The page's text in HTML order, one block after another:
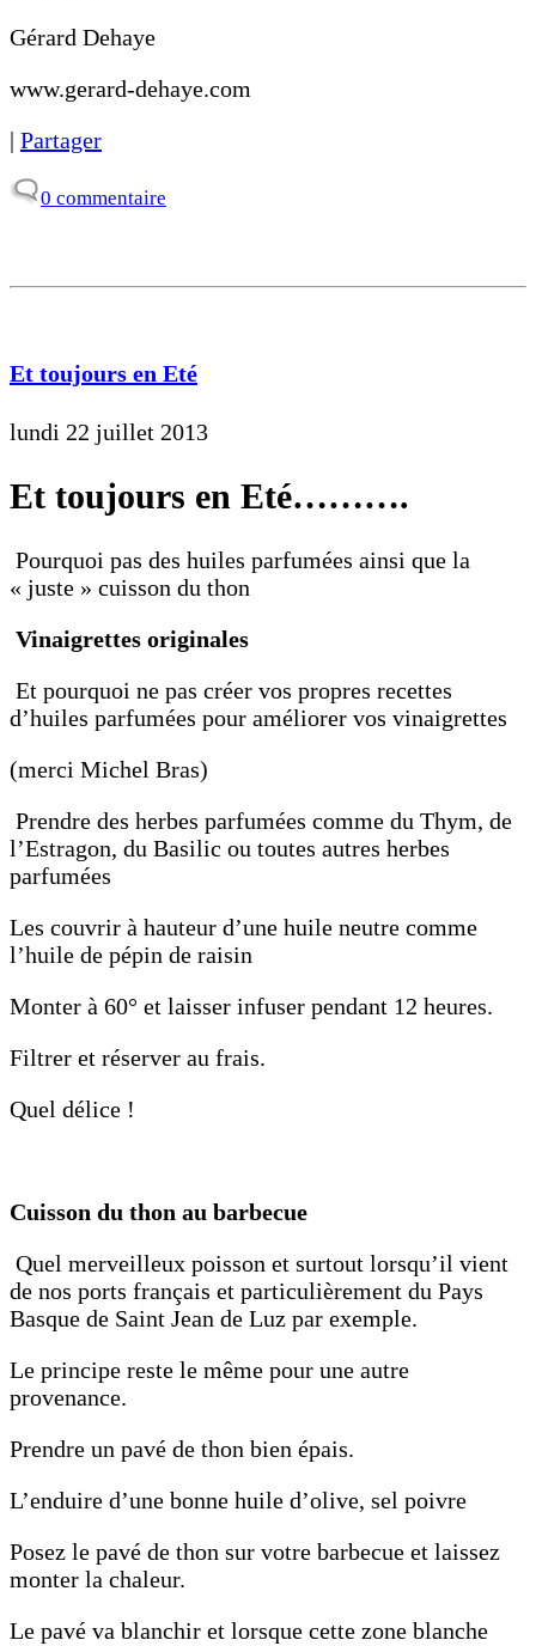
Gérard Dehaye
www.gerard-dehaye.com
| Partager
0 commentaire
Et toujours en Eté
lundi 22 juillet 2013
Et toujours en Eté……….
Pourquoi pas des huiles parfumées ainsi que la
« juste » cuisson du thon
Vinaigrettes originales
Et pourquoi ne pas créer vos propres recettes
d’huiles parfumées pour améliorer vos vinaigrettes
(merci Michel Bras)
Prendre des herbes parfumées comme du Thym, de
l’Estragon, du Basilic ou toutes autres herbes
parfumées
Les couvrir à hauteur d’une huile neutre comme
l’huile de pépin de raisin
Monter à 60° et laisser infuser pendant 12 heures.
Filtrer et réserver au frais.
Quel délice !
Cuisson du thon au barbecue
Quel merveilleux poisson et surtout lorsqu’il vient
de nos ports français et particulièrement du Pays
Basque de Saint Jean de Luz par exemple.
Le principe reste le même pour une autre
provenance.
Prendre un pavé de thon bien épais.
L’enduire d’une bonne huile d’olive, sel poivre
Posez le pavé de thon sur votre barbecue et laissez
monter la chaleur.
Le pavé va blanchir et lorsque cette zone blanche